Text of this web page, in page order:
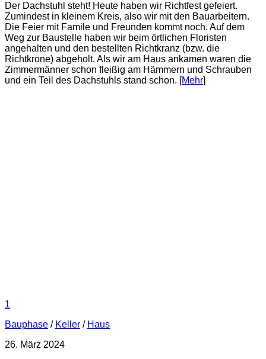
Der Dachstuhl steht! Heute haben wir Richtfest gefeiert.
Zumindest in kleinem Kreis, also wir mit den Bauarbeitern.
Die Feier mit Famile und Freunden kommt noch. Auf dem
Weg zur Baustelle haben wir beim örtlichen Floristen
angehalten und den bestellten Richtkranz (bzw. die
Richtkrone) abgeholt. Als wir am Haus ankamen waren die
Zimmermänner schon fleißig am Hämmern und Schrauben
und ein Teil des Dachstuhls stand schon. [Mehr]
1
Bauphase / Keller / Haus
26. März 2024